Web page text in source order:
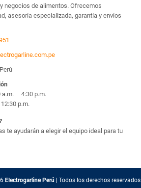
negocios de alimentos. Ofrecemos
asesoría especializada, garantía y envíos
– 4:30 p.m.
p.m.
te ayudarán a elegir el equipo ideal para tu
Electrogarline Perú | Todos los derechos reservados